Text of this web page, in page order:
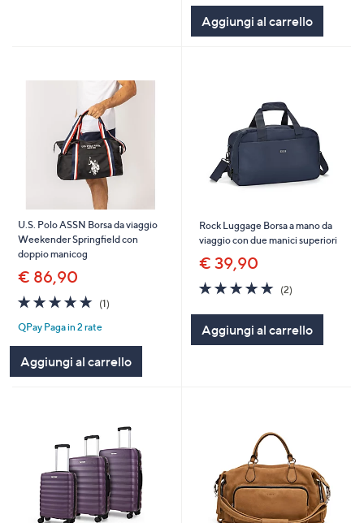
Stars
Aggiungi al carrello
U.S. Polo ASSN Borsa da viaggio
Weekender Springfield con
doppio manicog
€ 86,90
5.0
of
5
(1)1
QPay Paga in 2 rate
Aggiungi al carrello
Rock Luggage Borsa a mano da
viaggio con due manici superiori
€ 39,90
5.0
of
5
Stars
(2)2
Aggiungi al carrello